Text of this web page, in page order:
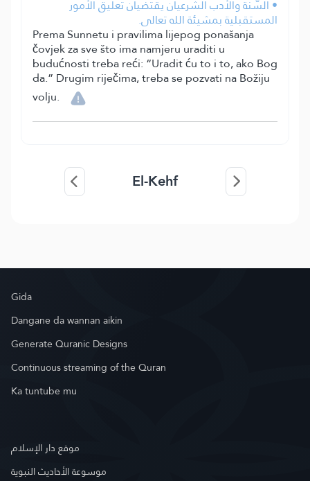
• السُّنَّة والأدب الشرعيان يقتضيان تعليق الأمور
المستقبلية بمشيئة الله تعالى.
Prema Sunnetu i pravilima lijepog ponašanja
čovjek za sve što ima namjeru uraditi u
budućnosti treba reći: “Uradit ću to i to, ako Bog
da.” Drugim riječima, treba se pozvati na Božiju
volju.
El-Kehf
Gida
Dangane da wannan aikin
Generate Quranic Designs
Continuous streaming of the Quran
Ka tuntube mu
موقع دار الإسلام
موسوعة الأحاديث النبوية